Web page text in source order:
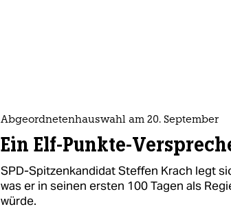
Abgeordnetenhauswahl am 20. September
Ein Elf-Punkte-
SPD-Spitzenkandidat Steffen Krach legt
was er in seinen ersten 100 Tagen als
würde.